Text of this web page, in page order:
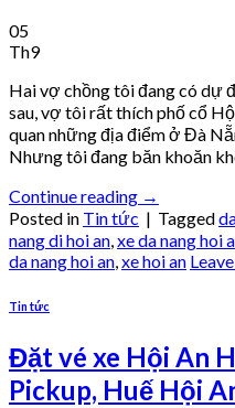
05
Th9
Hai vợ chồng tôi đang có dự
sau, vợ tôi rất thích phố cổ
quan những địa điểm ở Đà
Nhưng tôi đang băn khoăn
Continue reading →
Posted in Tin tức | Tagged
nang di hoi an,xe da nang hoi
da nang hoi an,xe hoi an
Tin tức
Đặt vé xe Hội An
Pickup, Huế Hội